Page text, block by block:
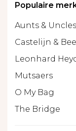
Populaire
Aunts & Uncles
Castelijn &
Leonhard
Mutsaers
O My Bag
The Bridge